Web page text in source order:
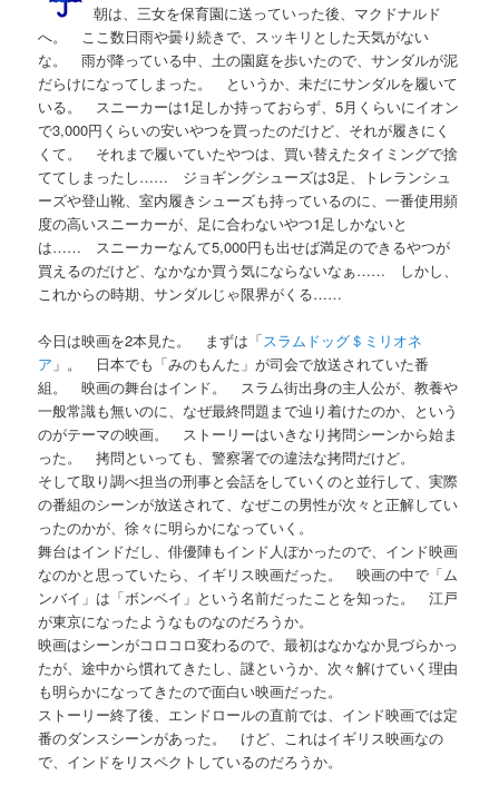
朝は、三女を保育園に送っていった後、マクドナルド
へ。 ここ数日雨や曇り続きで、スッキリとした天気がない
な。 雨が降っている中、土の園庭を歩いたので、サンダルが泥
だらけになってしまった。 というか、未だにサンダルを履いて
いる。 スニーカーは1足しか持っておらず、5月くらいにイオン
で3,000円くらいの安いやつを買ったのだけど、それが履きにく
くて。 それまで履いていたやつは、買い替えたタイミングで捨
ててしまったし…… ジョギングシューズは3足、トレランシュ
ーズや登山靴、室内履きシューズも持っているのに、一番使用頻
度の高いスニーカーが、足に合わないやつ1足しかないと
は…… スニーカーなんて5,000円も出せば満足のできるやつが
買えるのだけど、なかなか買う気にならないなぁ…… しかし、
これからの時期、サンダルじゃ限界がくる……
今日は映画を2本見た。 まずは「スラムドッグ＄ミリオネ
ア 」。 日本でも「みのもんた」が司会で放送されていた番
組。 映画の舞台はインド。 スラム街出身の主人公が、教養や
一般常識も無いのに、なぜ最終問題まで辿り着けたのか、という
のがテーマの映画。 ストーリーはいきなり拷問シーンから始ま
った。 拷問といっても、警察署での違法な拷問だけど。
そして取り調べ担当の刑事と会話をしていくのと並行して、実際
の番組のシーンが放送されて、なぜこの男性が次々と正解してい
ったのかが、徐々に明らかになっていく。
舞台はインドだし、俳優陣もインド人ぽかったので、インド映画
なのかと思っていたら、イギリス映画だった。 映画の中で「ム
ンバイ」は「ボンベイ」という名前だったことを知った。 江戸
が東京になったようなものなのだろうか。
映画はシーンがコロコロ変わるので、最初はなかなか見づらかっ
たが、途中から慣れてきたし、謎というか、次々解けていく理由
も明らかになってきたので面白い映画だった。
ストーリー終了後、エンドロールの直前では、インド映画では定
番のダンスシーンがあった。 けど、これはイギリス映画なの
で、インドをリスペクトしているのだろうか。